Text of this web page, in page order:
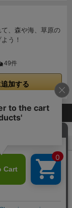
、森や海、草原の
う！
49件
加する
ト